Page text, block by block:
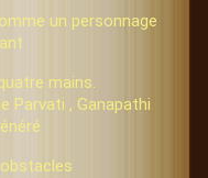
un personnage
mains.
Parvati , Ganapathi